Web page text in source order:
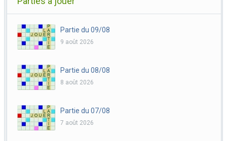
Partie du 09/08
9 août 2026
Partie du 08/08
8 août 2026
Partie du 07/08
7 août 2026